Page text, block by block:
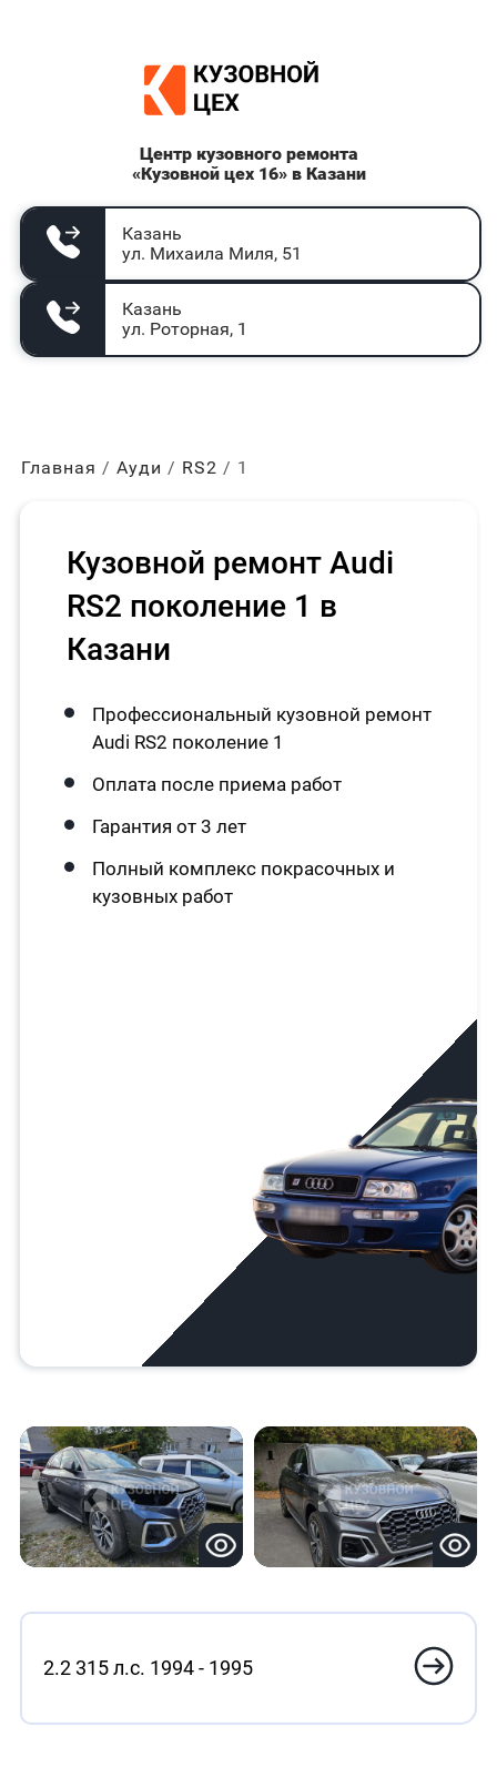
Центр кузовного ремонта
«Кузовной цех 16» в Казани
Казань
ул. Михаила Миля, 51
Казань
ул. Роторная, 1
Главная Ауди RS2 1
Кузовной ремонт Audi
RS2 поколение 1 в
Казани
Профессиональный кузовной ремонт
Audi RS2 поколение 1
Оплата после приема работ
Гарантия от 3 лет
Полный комплекс покрасочных и
кузовных работ
2.2 315 л.с. 1994 - 1995